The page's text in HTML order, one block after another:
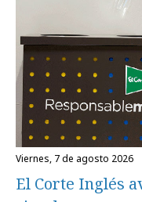
viernes, 7 de agosto 2026
El Corte Inglés